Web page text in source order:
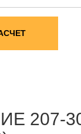
207-